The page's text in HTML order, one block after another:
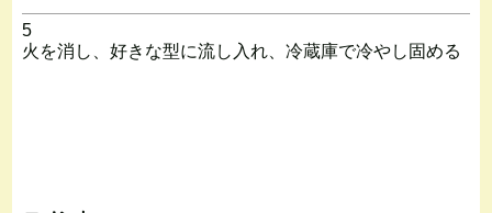
5
火を消し、好きな型に流し入れ、冷蔵庫で冷やし固める